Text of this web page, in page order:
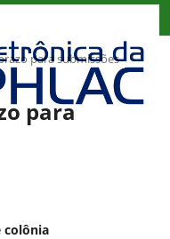
para submissões
para
colônia